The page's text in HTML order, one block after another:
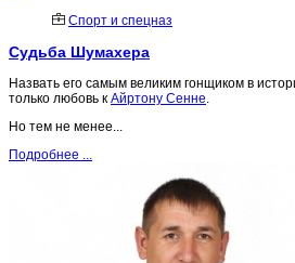
Спорт и спецназ
Судьба Шумахера
Назвать его самым великим гонщиком в
только любовь к Айртону Сенне.
Но тем не менее...
Подробнее ...